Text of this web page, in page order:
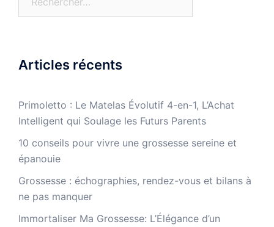
Articles récents
Primoletto : Le Matelas Évolutif 4-en-1, L’Achat
Intelligent qui Soulage les Futurs Parents
10 conseils pour vivre une grossesse sereine et
épanouie
Grossesse : échographies, rendez-vous et bilans à
ne pas manquer
Immortaliser Ma Grossesse: L’Élégance d’un